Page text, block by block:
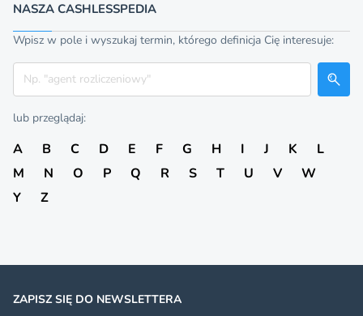
NASZA CASHLESSPEDIA
Wpisz w pole i wyszukaj termin, którego definicja Cię interesuje:
Szukaj
lub przeglądaj:
A B C D E F G H I J K
L
M
N O P Q R S T U V
W
Y
Z
ZAPISZ SIĘ DO NEWSLETTERA